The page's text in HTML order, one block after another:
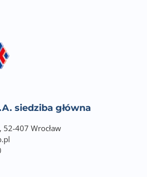
siedziba główna
407 Wrocław